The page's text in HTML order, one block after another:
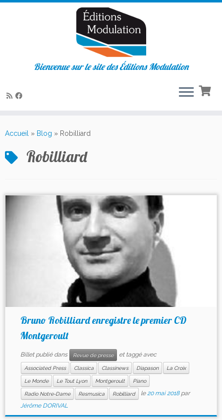
au
Bienvenue sur le site des Éditions Modulation
Accueil » Blog » Robilliard
Robilliard
Bruno Robilliard enregistre le premier CD
Montgeroult
Billet publié dans Revue de presse et taggé avec
Associated Press Classica Classinews Diapason La Croix
Le Monde Le Tout Lyon Montgeroult Piano
Radio Notre-Dame Resmusica Robilliard le20 mai 2018 par
Jérôme DORIVAL